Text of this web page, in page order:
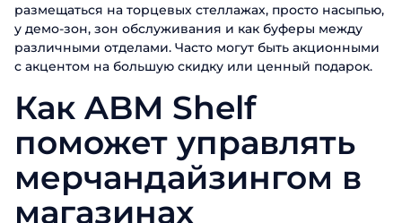
размещаться на торцевых стеллажах, просто насыпью,
у демо-зон, зон обслуживания и как буферы между
различными отделами. Часто могут быть акционными
с акцентом на большую скидку или ценный подарок.
Как ABM Shelf
поможет управлять
мерчандайзингом в
магазинах